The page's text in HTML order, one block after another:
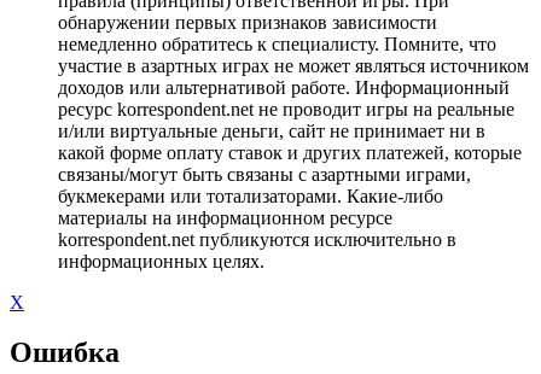
обнаружении первых признаков зависимости
немедленно обратитесь к специалисту. Помните, что
участие в азартных играх не может являться источником
доходов или альтернативой работе. Информационный
ресурс korrespondent.net не проводит игры на реальные
и/или виртуальные деньги, сайт не принимает ни в
какой форме оплату ставок и других платежей, которые
связаны/могут быть связаны с азартными играми,
букмекерами или тотализаторами. Какие-либо
материалы на информационном ресурсе
korrespondent.net публикуются исключительно в
информационных целях.
X
Ошибка